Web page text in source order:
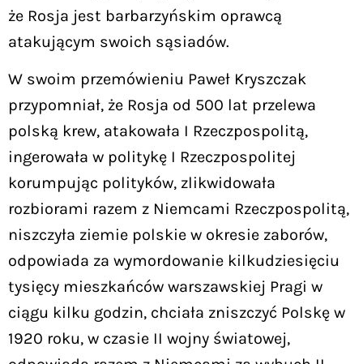
że Rosja jest barbarzyńskim oprawcą
atakującym swoich sąsiadów.
W swoim przemówieniu Paweł Kryszczak
przypomniał, że Rosja od 500 lat przelewa
polską krew, atakowała I Rzeczpospolitą,
ingerowała w politykę I Rzeczpospolitej
korumpując polityków, zlikwidowała
rozbiorami razem z Niemcami Rzeczpospolitą,
niszczyła ziemie polskie w okresie zaborów,
odpowiada za wymordowanie kilkudziesięciu
tysięcy mieszkańców warszawskiej Pragi w
ciągu kilku godzin, chciała zniszczyć Polskę w
1920 roku, w czasie II wojny światowej,